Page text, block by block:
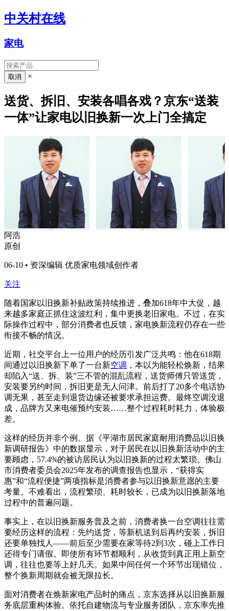
中关村在线
家电
×
送货、拆旧、安装各唱各戏？京东“送装
一体”让家电以旧换新一次上门全搞定
阿浩
原创
06-10 • 资深编辑 优质家电领域创作者
关注
随着国家以旧换新补贴政策持续推进，叠加618年中大促，越
来越多家庭正抓住这波红利，集中更换老旧家电。不过，在实
际操作过程中，部分消费者也反馈，家电换新流程仍存在一些
衔接不畅的情况。
近期，社交平台上一位用户的经历引发广泛共鸣：他在618期
间通过以旧换新下单了一台新空调 ，本以为能轻松焕新，结果
却陷入“送、拆、装”三不管的混乱流程，送货师傅只管送货，
安装要另约时间，拆旧更是无人问津。前后打了20多个电话协
调无果，甚至走到退货边缘还被要求承担运费。最终空调没退
成，品牌方又来电催预约安装……整个过程耗时耗力，体验极
差。
这样的经历并非个例。据《平湖市居民家庭耐用消费品以旧换
新调研报告》中的数据显示，对于居民在以旧换新活动中的主
要顾虑，57.4%的被访居民认为以旧换新的过程太繁琐。佛山
市消费者委员会2025年发布的调查报告也显示，“获得实
惠”和“流程便捷”两项指标是消费者参与以旧换新意愿的主要
考量。不难看出，流程繁琐、耗时较长，已成为以旧换新落地
过程中的普遍问题。
事实上，在以旧换新服务普及之前，消费者换一台空调往往需
要经历这样的流程：先约送货，等新机送到后再约安装，拆旧
还要单独找人——前后至少需要在家等待2到3次，碰上工作日
还得专门请假。即使所有环节都顺利，从收货到真正用上新空
调，往往也要等上好几天。如果中间任何一个环节出现错位，
整个换新周期就会被无限拉长。
面对消费者在焕新家电产品时的痛点，京东选择从以旧换新服
务底层重构体验。依托自建物流与专业服务团队，京东率先推